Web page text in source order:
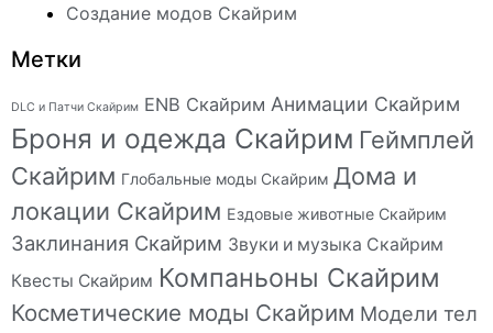
Создание модов Скайрим
Метки
DLC и Патчи Скайрим ENB Скайрим Анимации Скайрим
Броня и одежда Скайрим Геймплей
Скайрим Глобальные моды Скайрим Дома и
локации Скайрим Ездовые животные Скайрим
Заклинания Скайрим Звуки и музыка Скайрим
Квесты Скайрим Компаньоны Скайрим
Косметические моды Скайрим Модели тел